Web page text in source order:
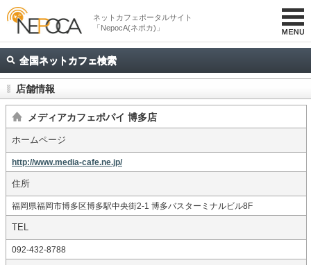
ネットカフェポータルサイト
「NepocA(ネポカ)」
全国ネットカフェ検索
店舗情報
メディアカフェポパイ 博多店
ホームページ
http://www.media-cafe.ne.jp/
住所
福岡県福岡市博多区博多駅中央街2-1 博多バスターミナルビル8F
TEL
092-432-8788